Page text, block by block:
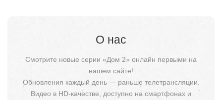
О нас
Смотрите новые серии «Дом 2» онлайн первыми на
нашем сайте!
Обновления каждый день — раньше телетрансляции.
Видео в HD-качестве, доступно на смартфонах и